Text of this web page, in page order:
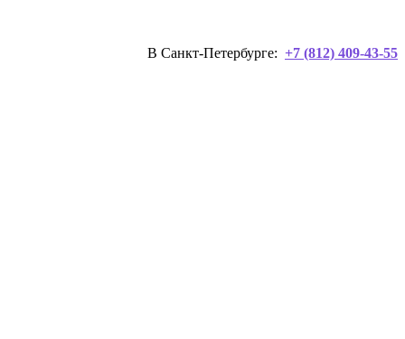
В Санкт-Петербурге: +7 (812) 409-43-55